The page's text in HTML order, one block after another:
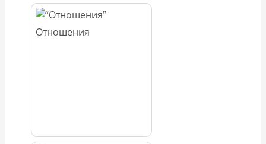
Отношения